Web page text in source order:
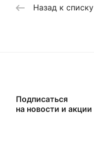
Назад к списку
Подписаться
на новости и акции